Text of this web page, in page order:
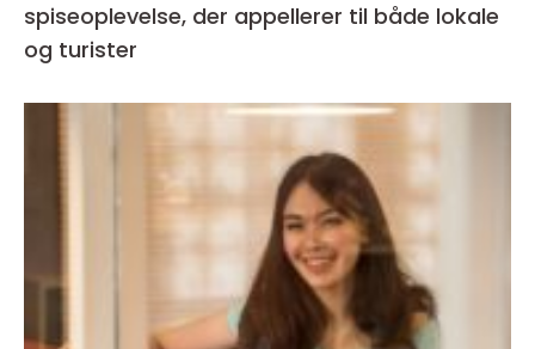
spiseoplevelse, der appellerer til både lokale
og turister